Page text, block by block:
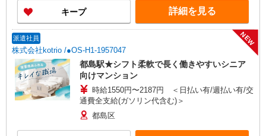
キープ 詳細を見る
派遣社員
株式会社kotrio /●OS-H1-1957047
NEW
都島駅★シフト柔軟で長く働きやすいシニア
向けマンション
時給1550円〜2187円 ＜日払い有/週払い有/交
通費全支給(ガソリン代含む)＞
都島区